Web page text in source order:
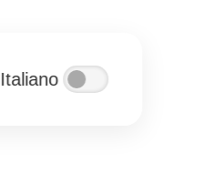
Italiano